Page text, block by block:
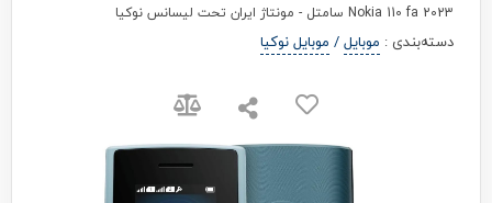
Nokia 110 fa 2023 سامتل - مونتاژ ایران تحت لیسانس نوکیا
دسته‌بندی : موبایل/ موبایل نوکیا